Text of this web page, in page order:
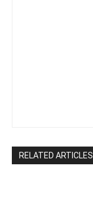
RELATED ARTICLES